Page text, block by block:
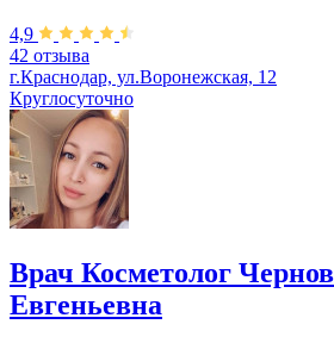
4,9
42 отзыва
г.Краснодар, ул.Воронежская, 12
Круглосуточно
Врач Косметолог
Евгеньевна